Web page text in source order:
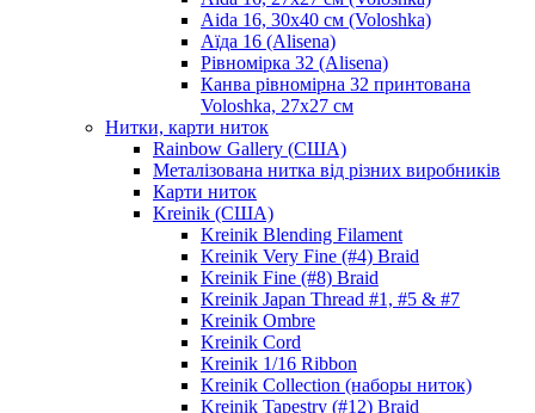
Aida 16, 30х40 см (Voloshka)
Аїда 16 (Alisena)
Рівномірка 32 (Alisena)
Канва рівномірна 32 принтована
Voloshka, 27х27 см
Нитки, карти ниток
Rainbow Gallery (США)
Металізована нитка від різних виробників
Карти ниток
Kreinik (США)
Kreinik Blending Filament
Kreinik Very Fine (#4) Braid
Kreinik Fine (#8) Braid
Kreinik Japan Thread #1, #5 & #7
Kreinik Ombre
Kreinik Cord
Kreinik 1/16 Ribbon
Kreinik Collection (наборы ниток)
Kreinik Tapestry (#12) Braid